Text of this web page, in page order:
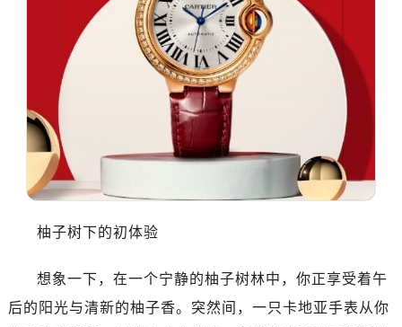
柚子树下的初体验
想象一下，在一个宁静的柚子树林中，你正享受着午
后的阳光与清新的柚子香。突然间，一只卡地亚手表从你